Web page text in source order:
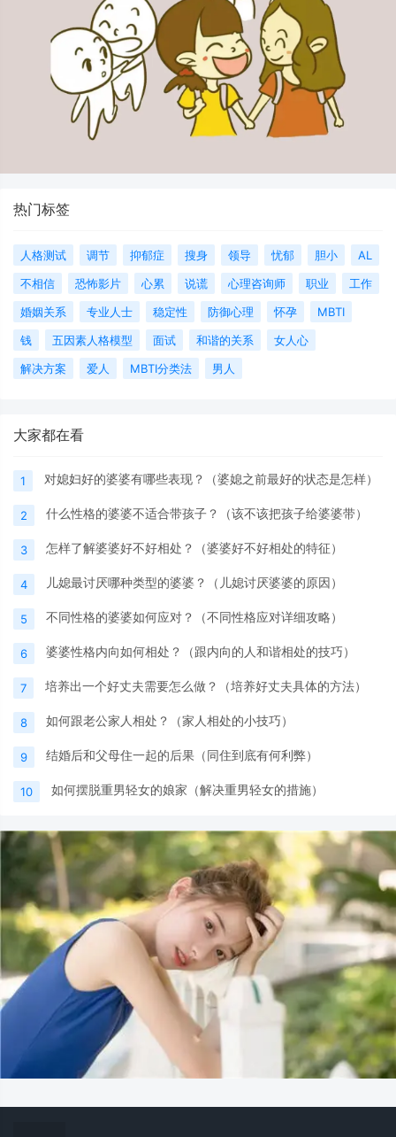
热门标签
人格测试 调节 抑郁症 搜身 领导 忧郁 胆小
AL
不相信
恐怖影片 心累 说谎 心理咨询师 职业
工作
婚姻关系
专业人士 稳定性 防御心理 怀孕
MBTI
钱
五因素人格模型 面试 和谐的关系
女人心
解决方案
爱人 MBTI分类法 男人
大家都在看
1 对媳妇好的婆婆有哪些表现？（婆媳之前最好的状态是怎样）
2 什么性格的婆婆不适合带孩子？（该不该把孩子给婆婆带）
3 怎样了解婆婆好不好相处？（婆婆好不好相处的特征）
4 儿媳最讨厌哪种类型的婆婆？（儿媳讨厌婆婆的原因）
5 不同性格的婆婆如何应对？（不同性格应对详细攻略）
6 婆婆性格内向如何相处？（跟内向的人和谐相处的技巧）
7 培养出一个好丈夫需要怎么做？（培养好丈夫具体的方法）
8 如何跟老公家人相处？（家人相处的小技巧）
9 结婚后和父母住一起的后果（同住到底有何利弊）
10 如何摆脱重男轻女的娘家（解决重男轻女的措施）